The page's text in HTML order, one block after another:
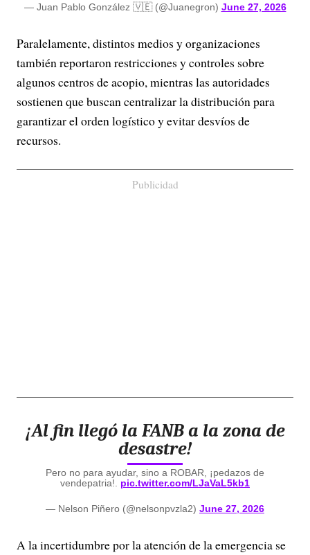
— Juan Pablo González 🇻🇪 (@Juanegron) June 27, 2026
Paralelamente, distintos medios y organizaciones
también reportaron restricciones y controles sobre
algunos centros de acopio, mientras las autoridades
sostienen que buscan centralizar la distribución para
garantizar el orden logístico y evitar desvíos de
recursos.
Publicidad
¡Al fin llegó la FANB a la zona de
desastre!
Pero no para ayudar, sino a ROBAR, ¡pedazos de
vendepatria!. pic.twitter.com/LJaVaL5kb1
— Nelson Piñero (@nelsonpvzla2) June 27, 2026
A la incertidumbre por la atención de la emergencia se